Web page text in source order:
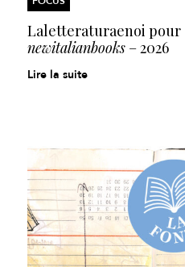
Laletteraturaenoi pour
newitalianbooks – 2026
Lire la suite